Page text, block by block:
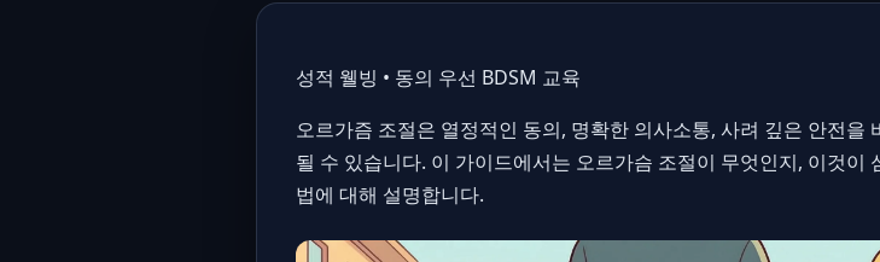
성적 웰빙 • 동의 우선 BDSM 교육
오르가즘 조절은 열정적인 동의, 명확한 의사소통, 사려 깊은 안전을
될 수 있습니다. 이 가이드에서는 오르가슴 조절이 무엇인지, 이것
법에 대해 설명합니다.